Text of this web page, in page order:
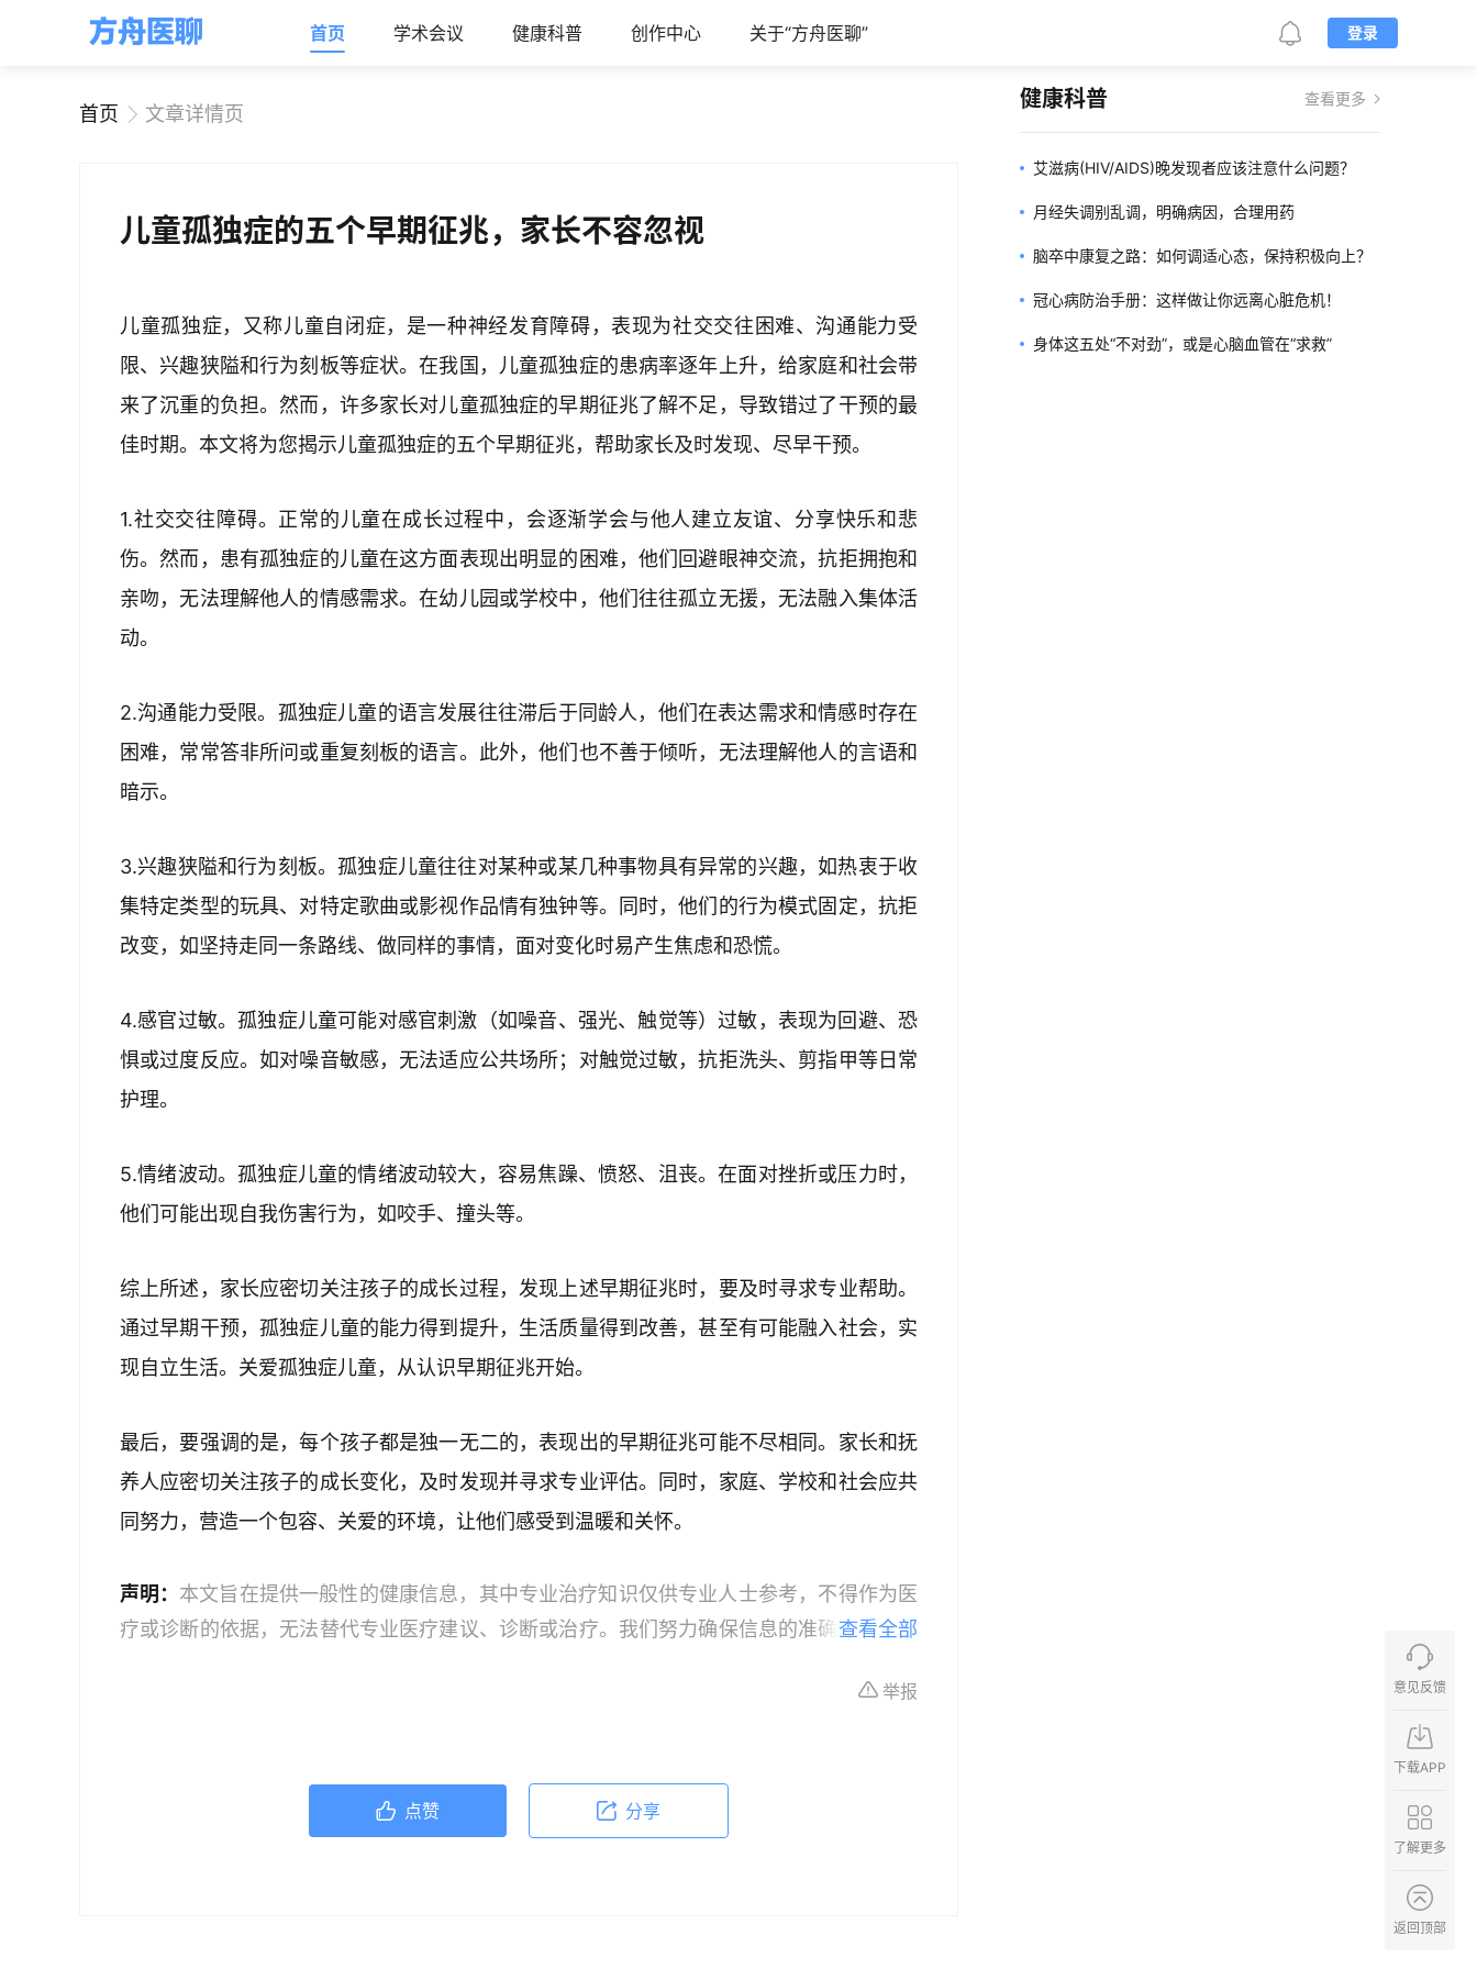
首页 学术会议 健康科普 创作中心 关于“方舟医聊” 登录
首页 文章详情页
儿童孤独症的五个早期征兆，家长不容忽视
儿童孤独症，又称儿童自闭症，是一种神经发育障碍，表现为社交交往困难、沟通能力受
限、兴趣狭隘和行为刻板等症状。在我国，儿童孤独症的患病率逐年上升，给家庭和社会带
来了沉重的负担。然而，许多家长对儿童孤独症的早期征兆了解不足，导致错过了干预的最
佳时期。本文将为您揭示儿童孤独症的五个早期征兆，帮助家长及时发现、尽早干预。
1.社交交往障碍。正常的儿童在成长过程中，会逐渐学会与他人建立友谊、分享快乐和悲
伤。然而，患有孤独症的儿童在这方面表现出明显的困难，他们回避眼神交流，抗拒拥抱和
亲吻，无法理解他人的情感需求。在幼儿园或学校中，他们往往孤立无援，无法融入集体活
动。
2.沟通能力受限。孤独症儿童的语言发展往往滞后于同龄人，他们在表达需求和情感时存在
困难，常常答非所问或重复刻板的语言。此外，他们也不善于倾听，无法理解他人的言语和
暗示。
3.兴趣狭隘和行为刻板。孤独症儿童往往对某种或某几种事物具有异常的兴趣，如热衷于收
集特定类型的玩具、对特定歌曲或影视作品情有独钟等。同时，他们的行为模式固定，抗拒
改变，如坚持走同一条路线、做同样的事情，面对变化时易产生焦虑和恐慌。
4.感官过敏。孤独症儿童可能对感官刺激（如噪音、强光、触觉等）过敏，表现为回避、恐
惧或过度反应。如对噪音敏感，无法适应公共场所；对触觉过敏，抗拒洗头、剪指甲等日常
护理。
5.情绪波动。孤独症儿童的情绪波动较大，容易焦躁、愤怒、沮丧。在面对挫折或压力时，
他们可能出现自我伤害行为，如咬手、撞头等。
综上所述，家长应密切关注孩子的成长过程，发现上述早期征兆时，要及时寻求专业帮助。
通过早期干预，孤独症儿童的能力得到提升，生活质量得到改善，甚至有可能融入社会，实
现自立生活。关爱孤独症儿童，从认识早期征兆开始。
最后，要强调的是，每个孩子都是独一无二的，表现出的早期征兆可能不尽相同。家长和抚
养人应密切关注孩子的成长变化，及时发现并寻求专业评估。同时，家庭、学校和社会应共
同努力，营造一个包容、关爱的环境，让他们感受到温暖和关怀。
声明： 本文旨在提供一般性的健康信息，其中专业治疗知识仅供专业人士参考，不得作为医
疗或诊断的依据，无法替代专业医疗建议、诊断或治疗。我们努力确保信息的准确性，但本
策时，应咨询合格的医疗专业人员。对于依据本文内容采取的任何行动，本文作者、出版方
查看全部
举报
点赞 分享
健康科普 查看更多
艾滋病(HIV/AIDS)晚发现者应该注意什么问题？
月经失调别乱调，明确病因，合理用药
脑卒中康复之路：如何调适心态，保持积极向上？
冠心病防治手册：这样做让你远离心脏危机！
身体这五处“不对劲”，或是心脑血管在“求救”
意见反馈
下载APP
了解更多
返回顶部